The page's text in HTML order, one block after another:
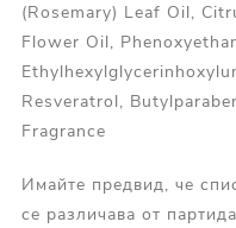
(Rosemary) Leaf Oil,
Flower Oil,
Resveratrol,
Fragrance
Имайте предвид, че
се различава от